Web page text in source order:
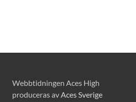
Webbtidningen Aces High
produceras avAces Sverige